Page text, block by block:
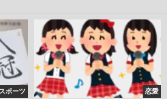
スポーツ 恋愛